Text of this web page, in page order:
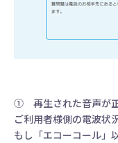
① 再生された音声が
ご利用者様側の電波状
もし「エコーコール」